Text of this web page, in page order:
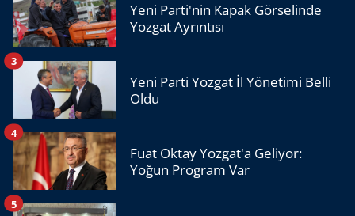
Yeni Parti'nin Kapak Görselinde
Yozgat Ayrıntısı
Yeni Parti Yozgat İl Yönetimi Belli
Oldu
3
Fuat Oktay Yozgat'a Geliyor:
Yoğun Program Var
4
5